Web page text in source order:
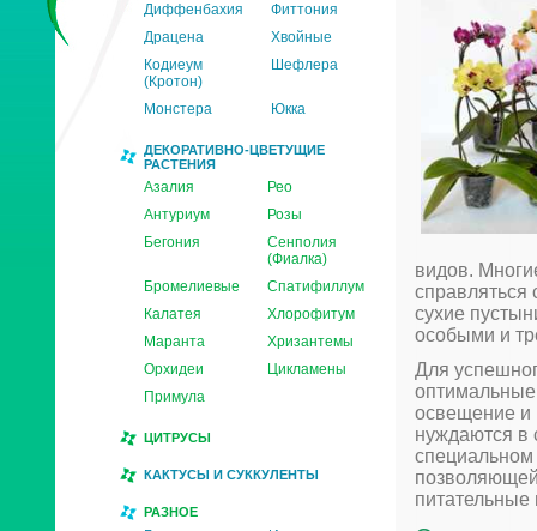
Диффенбахия
Фиттония
Драцена
Хвойные
Кодиеум
(Кротон)
Шефлера
Монстера Юкка
ДЕКОРАТИВНО-ЦВЕТУЩИЕ
РАСТЕНИЯ
Азалия
Рео
Антуриум
Розы
Бегония
Сенполия
(Фиалка)
Бромелиевые
Спатифиллум
Калатея
Хлорофитум
Маранта
Хризантемы
Орхидеи
Цикламены
Примула
ЦИТРУСЫ
КАКТУСЫ И СУККУЛЕНТЫ
РАЗНОЕ
видов.
справляться
сухие
особыми и
Для
освещение и
нуждаются в
специальном